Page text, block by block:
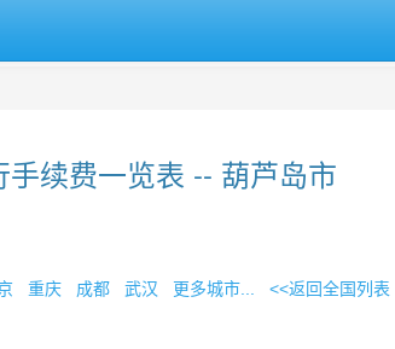
续费一览表 -- 葫芦岛市
重庆 成都 武汉 更多城市... <<返回全国列表